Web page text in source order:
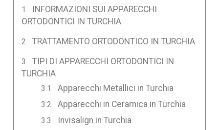
INFORMAZIONI SUI APPARECCHI
ORTODONTICI IN TURCHIA
TRATTAMENTO ORTODONTICO IN TURCHIA
TIPI DI APPARECCHI ORTODONTICI IN
TURCHIA
Apparecchi Metallici in Turchia
Apparecchi in Ceramica in Turchia
Invisalign in Turchia